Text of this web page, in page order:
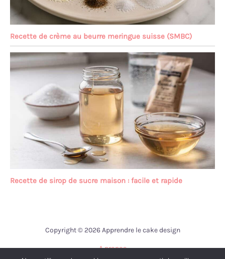
Recette de crème au beurre meringue suisse (SMBC)
Recette de sirop de sucre maison : facile et rapide
Copyright © 2026 Apprendre le cake design
A propos